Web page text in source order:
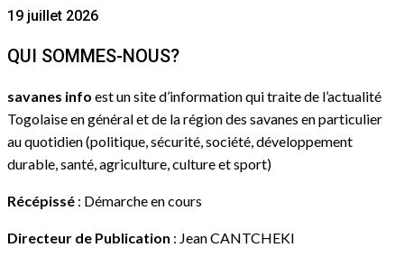
19 juillet 2026
QUI SOMMES-NOUS?
savanes info est un site d’information qui traite de l’actualité
Togolaise en général et de la région des savanes en particulier
au quotidien (politique, sécurité, société, développement
durable, santé, agriculture, culture et sport)
Récépissé : Démarche en cours
Directeur de Publication : Jean CANTCHEKI